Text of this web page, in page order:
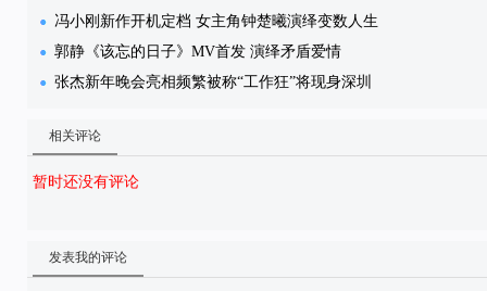
冯小刚新作开机定档 女主角钟楚曦演绎变数人生
郭静《该忘的日子》MV首发 演绎矛盾爱情
张杰新年晚会亮相频繁被称“工作狂”将现身深圳
相关评论
暂时还没有评论
发表我的评论